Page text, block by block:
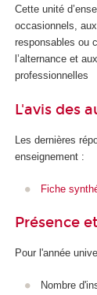
Cette unité
occasionnels,
responsables ou
l’alternance et
professionnelles
L'avis des
Les dernières
enseignement :
Fiche
Présence
Pour l'année
Nombre